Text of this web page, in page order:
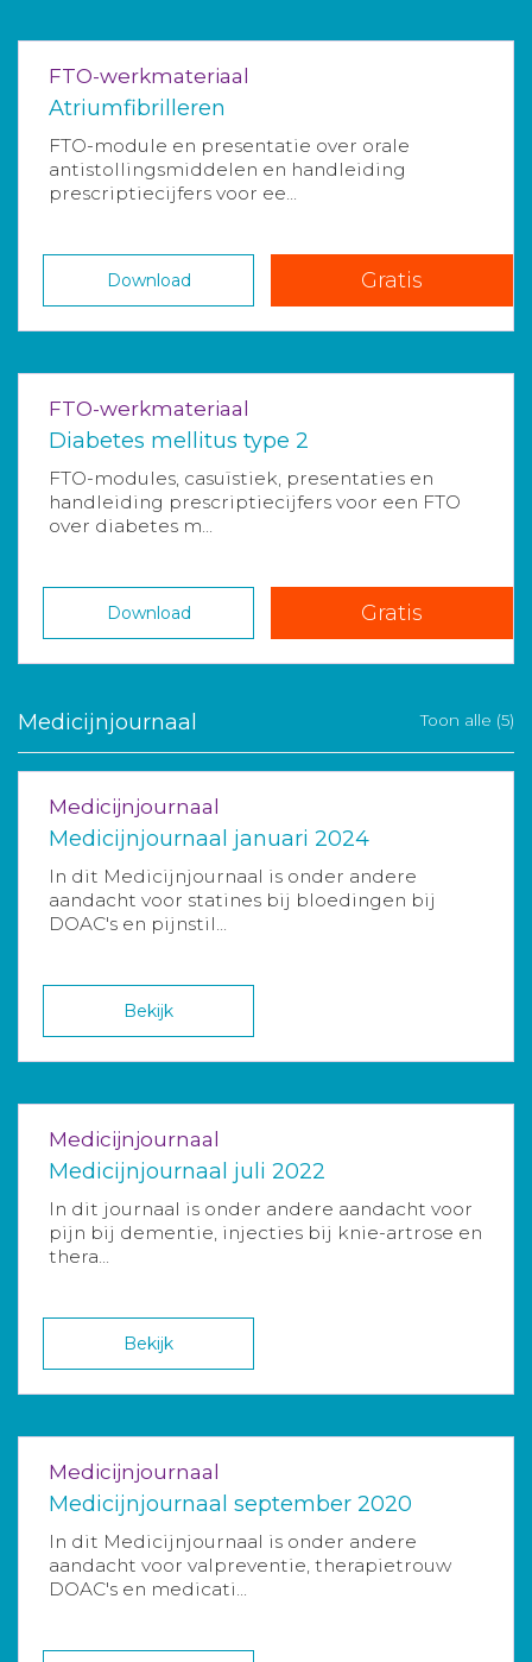
FTO-werkmateriaal
Atriumfibrilleren
FTO-module en presentatie over orale
antistollingsmiddelen en handleiding
prescriptiecijfers voor ee...
Download Gratis
FTO-werkmateriaal
Diabetes mellitus type 2
FTO-modules, casuïstiek, presentaties en
handleiding prescriptiecijfers voor een FTO
over diabetes m...
Download Gratis
Medicijnjournaal Toon alle (5)
Medicijnjournaal
Medicijnjournaal januari 2024
In dit Medicijnjournaal is onder andere
aandacht voor statines bij bloedingen bij
DOAC's en pijnstil...
Bekijk
Medicijnjournaal
Medicijnjournaal juli 2022
In dit journaal is onder andere aandacht voor
pijn bij dementie, injecties bij knie-artrose en
thera...
Bekijk
Medicijnjournaal
Medicijnjournaal september 2020
In dit Medicijnjournaal is onder andere
aandacht voor valpreventie, therapietrouw
DOAC's en medicati...